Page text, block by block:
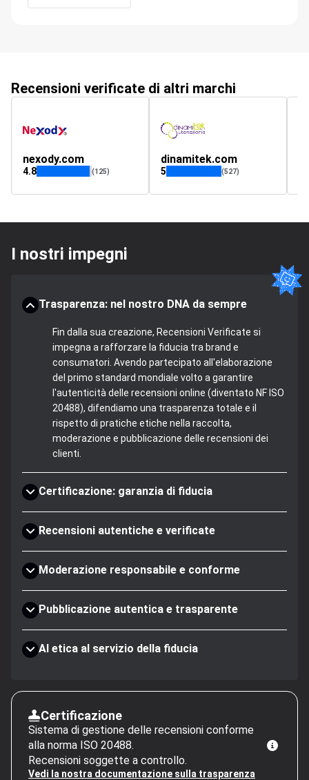
Recensioni verificate di altri marchi
nexody.com
4.8 (125)
dinamitek.com
5 (527)
I nostri impegni
Trasparenza: nel nostro DNA da sempre
Fin dalla sua creazione, Recensioni Verificate si
impegna a rafforzare la fiducia tra brand e
consumatori. Avendo partecipato all'elaborazione
del primo standard mondiale volto a garantire
l'autenticità delle recensioni online (diventato NF ISO
20488), difendiamo una trasparenza totale e il
rispetto di pratiche etiche nella raccolta,
moderazione e pubblicazione delle recensioni dei
clienti.
Certificazione: garanzia di fiducia
Recensioni autentiche e verificate
Moderazione responsabile e conforme
Pubblicazione autentica e trasparente
AI etica al servizio della fiducia
Certificazione
Sistema di gestione delle recensioni conforme
alla norma ISO 20488.
Recensioni soggette a controllo.
Vedi la nostra documentazione sulla trasparenza